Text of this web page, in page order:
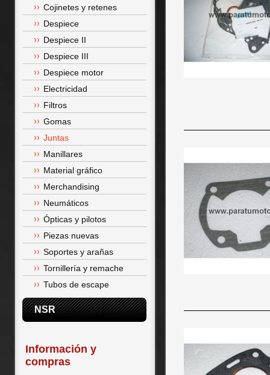
Cojinetes y retenes
Despiece
Despiece II
Despiece III
Despiece motor
Electricidad
Filtros
Gomas
Juntas
Manillares
Material gráfico
Merchandising
Neumáticos
Ópticas y pilotos
Piezas nuevas
Soportes y arañas
Tornillería y remache
Tubos de escape
NSR
Información y
compras